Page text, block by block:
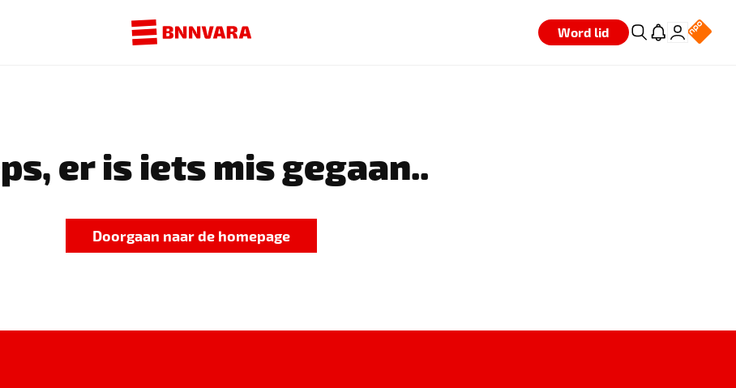
Word lid
er is iets mis gegaan..
Doorgaan naar de homepage